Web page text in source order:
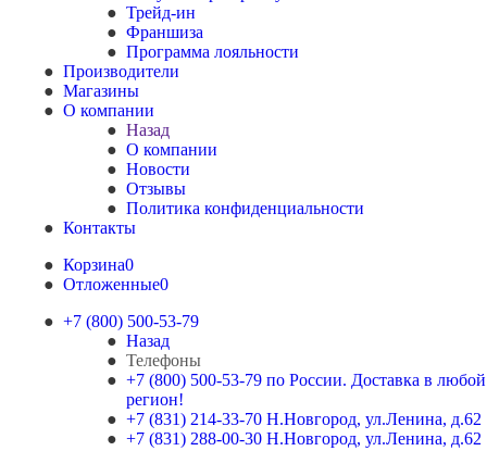
Трейд-ин
Франшиза
Программа лояльности
Производители
Магазины
О компании
Назад
О компании
Новости
Отзывы
Политика конфиденциальности
Контакты
Корзина0
Отложенные0
+7 (800) 500-53-79
Назад
Телефоны
+7 (800) 500-53-79 по России. Доставка в любой
регион!
+7 (831) 214-33-70 Н.Новгород, ул.Ленина, д.62
+7 (831) 288-00-30 Н.Новгород, ул.Ленина, д.62